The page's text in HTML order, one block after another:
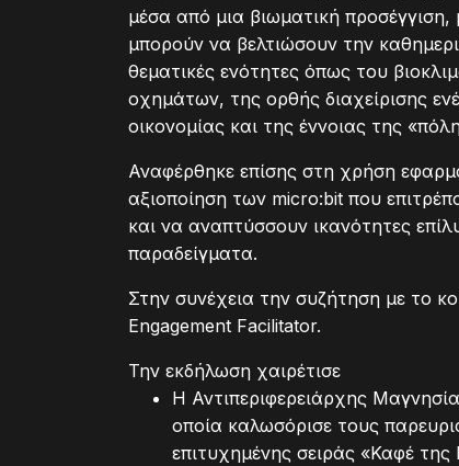
μέσα από μια βιωματική
μπορούν να βελτιώσουν την
θεματικές ενότητες όπως του
οχημάτων, της ορθής διαχείρισης
οικονομίας και της έννοιας της
Αναφέρθηκε επίσης στη χρήση
αξιοποίηση των micro:bit που
και να αναπτύσσουν ικανότητες
παραδείγματα.
Στην συνέχεια την συζήτηση με το
Engagement Facilitator.
Την εκδήλωση χαιρέτισε
Η Αντιπεριφερειάρχης
οποία καλωσόρισε τους
επιτυχημένης σειράς «Καφέ της